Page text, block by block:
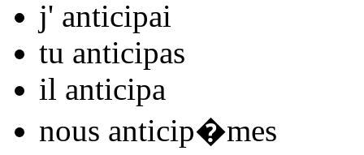
j' anticipai
tu anticipas
il anticipa
nous anticip�mes